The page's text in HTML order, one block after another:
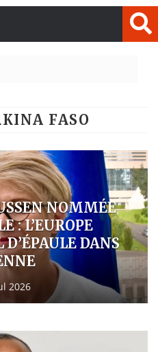
Guinée : Nimba
Réforme
Bénin : Patrice
FASO
DE
DU SAHEL
AMBITION
2026